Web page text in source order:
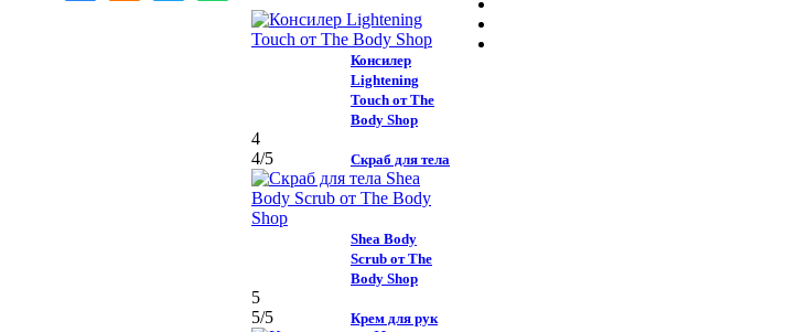
Консилер
Lightening
Touch от The
Body Shop
4
4/5 Скраб для тела
Shea Body
Scrub от The
Body Shop
5
5/5 Крем для рук